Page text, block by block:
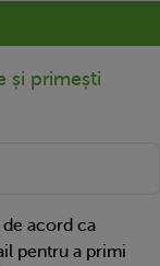
și primești
de acord ca
pentru a primi